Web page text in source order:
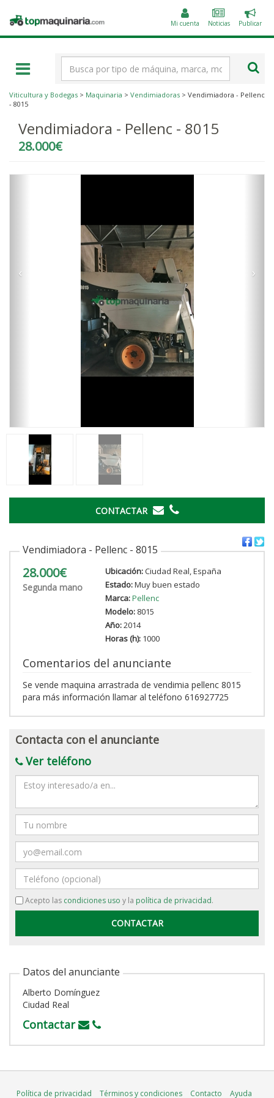
Topmaquinaria.com Mi cuenta Noticias
un
Publicar
Viticultura y Bodegas > Maquinaria > Vendimiadoras > Vendimiadora - Pellenc
- 8015
Vendimiadora - Pellenc - 8015
28.000€
‹ ›
CONTACTAR
Vendimiadora - Pellenc - 8015
28.000€
Segunda mano
Ubicación:Ciudad Real, España
Estado:Muy buen estado
Marca:Pellenc
Modelo:8015
Año:2014
Horas (h):1000
Comentarios del anunciante
Se vende maquina arrastrada de vendimia pellenc 8015
para más información llamar al teléfono 616927725
Contacta con el anunciante
Ver teléfono
Mensaje
Nombre
Email
Teléfono
Acepto las condiciones uso y la política de privacidad.
Datos del anunciante
Alberto Domínguez
Ciudad Real
Contactar
Política de privacidad Términos y condiciones Contacto Ayuda